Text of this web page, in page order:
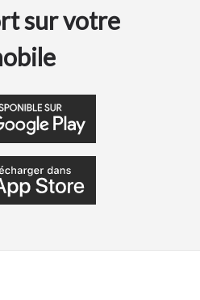
sur votre